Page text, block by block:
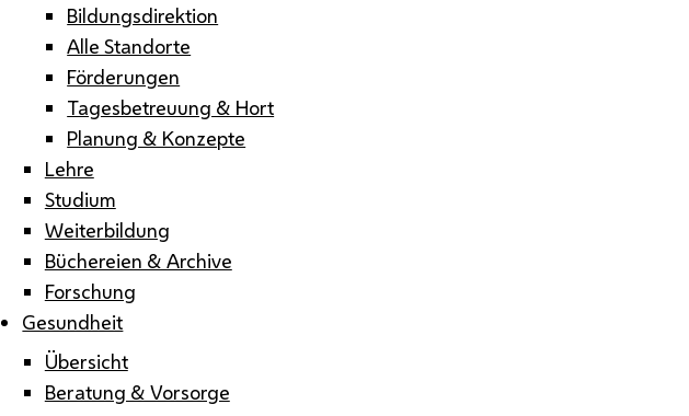
Bildungsdirektion
Alle Standorte
Förderungen
Tagesbetreuung & Hort
Planung & Konzepte
Lehre
Studium
Weiterbildung
Büchereien & Archive
Forschung
Gesundheit
Übersicht
Beratung & Vorsorge